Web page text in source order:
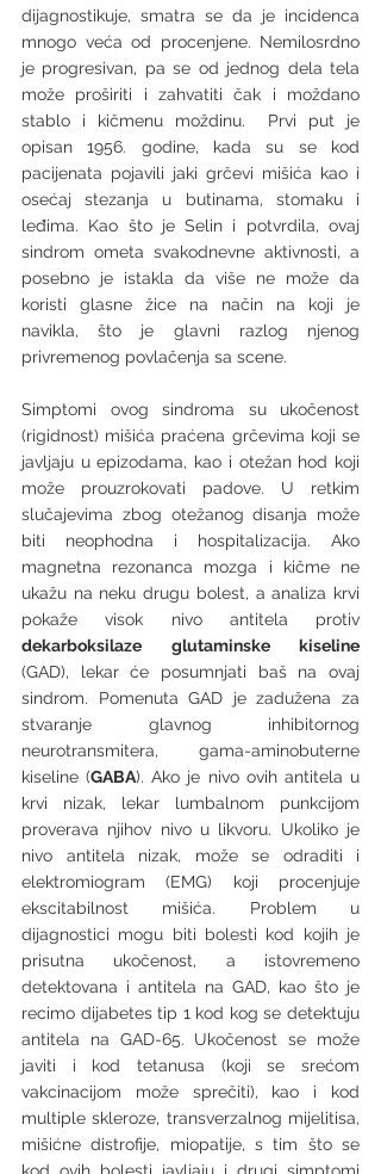
dijagnostikuje, smatra se da je incidenca
mnogo veća od procenjene. Nemilosrdno
je progresivan, pa se od jednog dela tela
može proširiti i zahvatiti čak i moždano
stablo i kičmenu moždinu.  Prvi put je
opisan 1956. godine, kada su se kod
pacijenata pojavili jaki grčevi mišića kao i
osećaj stezanja u butinama, stomaku i
leđima. Kao što je Selin i potvrdila, ovaj
sindrom ometa svakodnevne aktivnosti, a
posebno je istakla da više ne može da
koristi glasne žice na način na koji je
navikla, što je glavni razlog njenog
privremenog povlačenja sa scene.
Simptomi ovog sindroma su ukočenost
(rigidnost) mišića praćena grčevima koji se
javljaju u epizodama, kao i otežan hod koji
može prouzrokovati padove. U retkim
slučajevima zbog otežanog disanja može
biti neophodna i hospitalizacija. Ako
magnetna rezonanca mozga i kičme ne
ukažu na neku drugu bolest, a analiza krvi
dekarboksilaze glutaminske kiseline
(GAD), lekar će posumnjati baš na ovaj
sindrom. Pomenuta GAD je zadužena za
stvaranje glavnog inhibitornog
neurotransmitera, gama-aminobuterne
kiseline (GABA). Ako je nivo ovih antitela u
krvi nizak, lekar lumbalnom punkcijom
proverava njihov nivo u likvoru. Ukoliko je
nivo antitela nizak, može se odraditi i
elektromiogram (EMG) koji procenjuje
ekscitabilnost mišića. Problem u
dijagnostici mogu biti bolesti kod kojih je
prisutna ukočenost, a istovremeno
detektovana i antitela na GAD, kao što je
recimo dijabetes tip 1 kod kog se detektuju
antitela na GAD-65. Ukočenost se može
javiti i kod tetanusa (koji se srećom
vakcinacijom može sprečiti), kao i kod
multiple skleroze, transverzalnog mijelitisa,
mišićne distrofije, miopatije, s tim što se
kod ovih bolesti javljaju i drugi simptomi